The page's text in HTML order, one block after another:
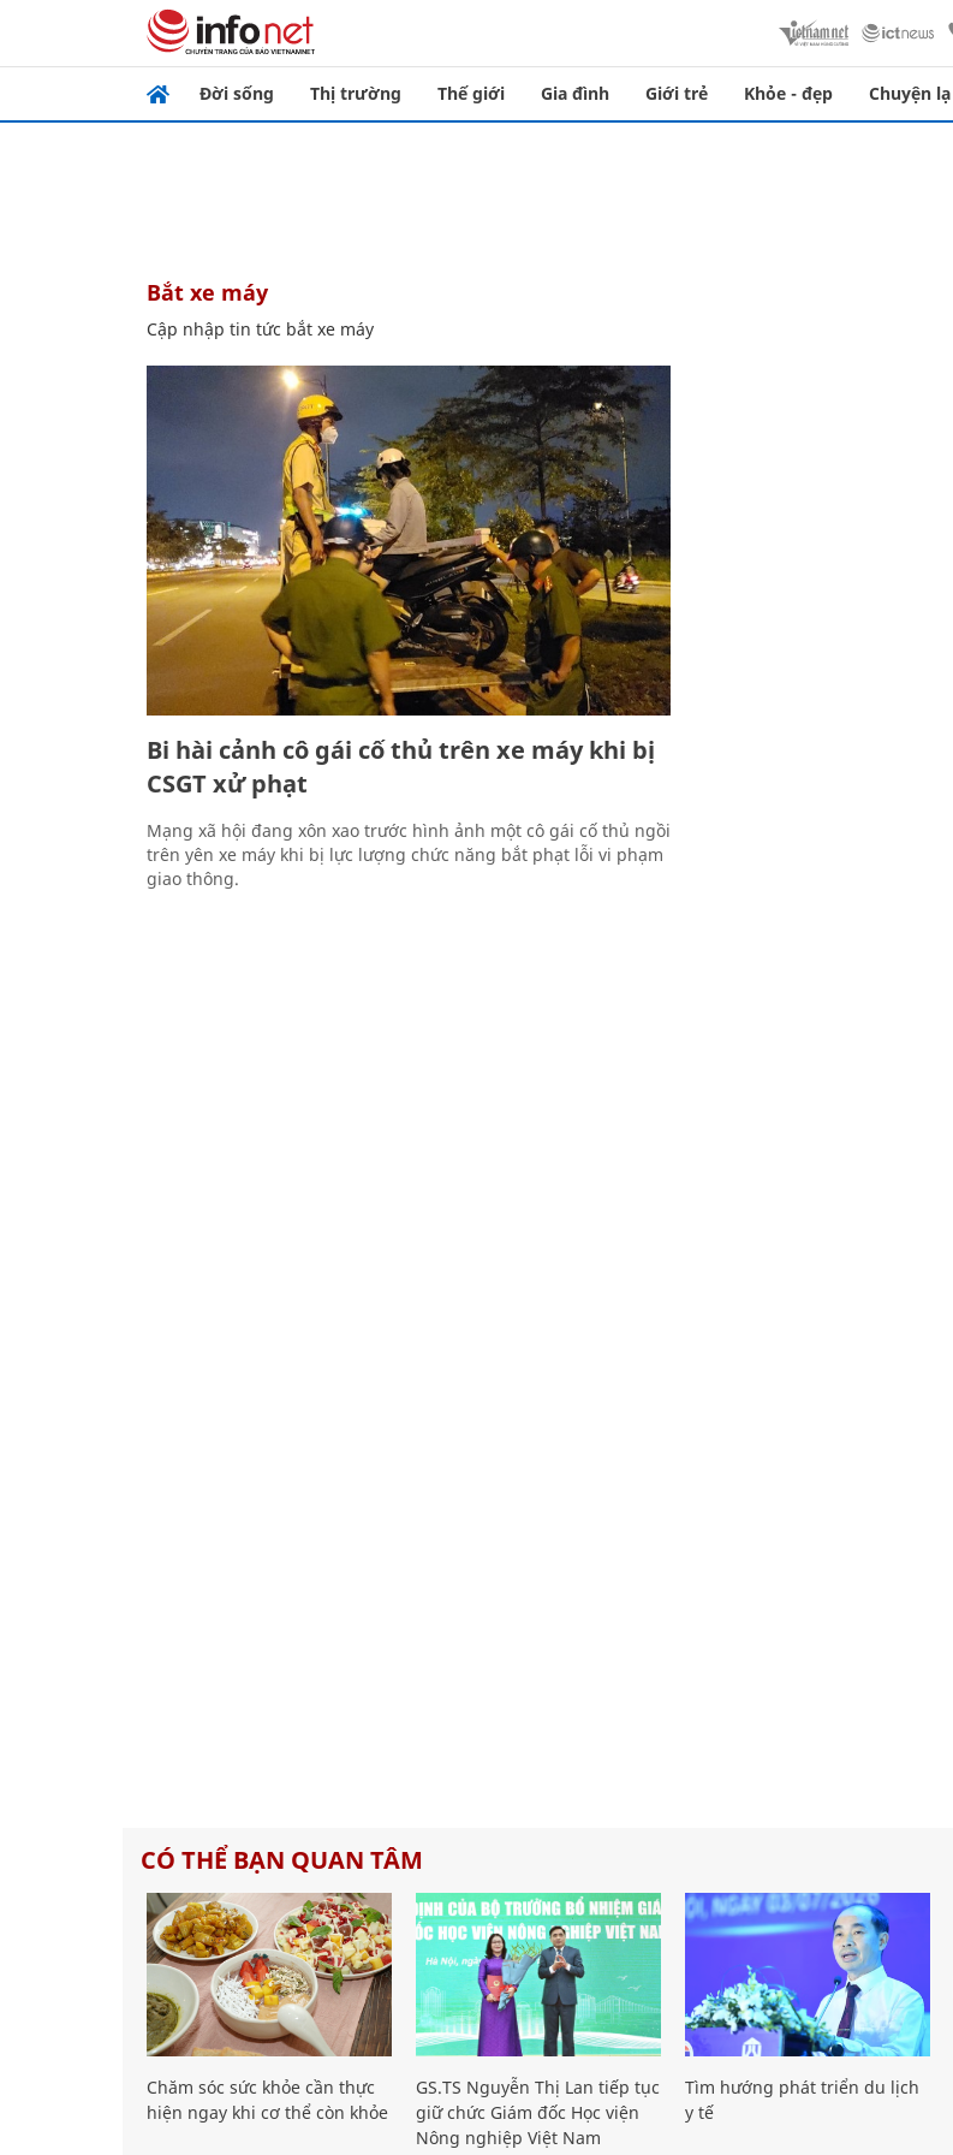
Đời sống Thị trường Thế giới Gia đình Giới trẻ Khỏe - đẹp Chuyện lạ
bắt xe máy
Cập nhập tin tức bắt xe máy
Bi hài cảnh cô gái cố thủ trên xe máy khi bị
CSGT xử phạt
Mạng xã hội đang xôn xao trước hình ảnh một cô gái cố thủ ngồi
trên yên xe máy khi bị lực lượng chức năng bắt phạt lỗi vi phạm
giao thông.
CÓ THỂ BẠN QUAN TÂM
Chăm sóc sức khỏe cần thực
hiện ngay khi cơ thể còn khỏe
GS.TS Nguyễn Thị Lan tiếp tục
giữ chức Giám đốc Học viện
Nông nghiệp Việt Nam
Tìm hướng phát triển du lịch
y tế